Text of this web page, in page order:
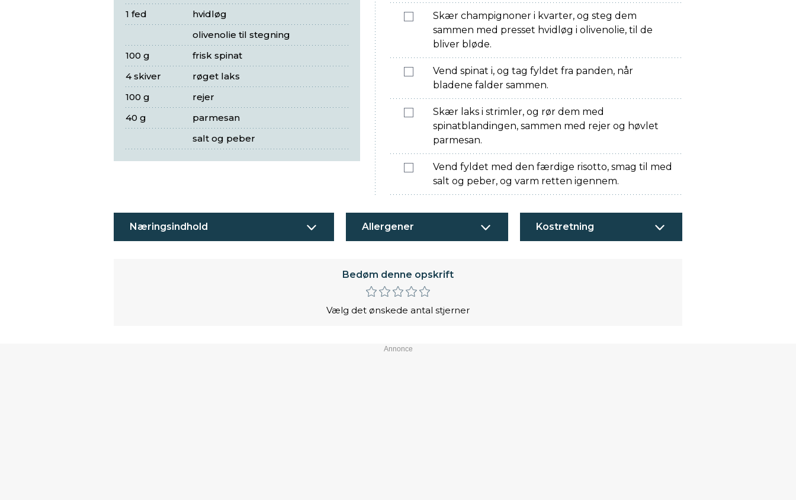
hvidløg
1 fed
olivenolie til stegning
frisk spinat
100 g
røget laks
4 skiver
rejer
100 g
parmesan
40 g
salt og peber
Skær champignoner i kvarter, og steg dem
sammen med presset hvidløg i olivenolie, til de
bliver bløde.
Vend spinat i, og tag fyldet fra panden, når
bladene falder sammen.
Skær laks i strimler, og rør dem med
spinatblandingen, sammen med rejer og høvlet
parmesan.
Vend fyldet med den færdige risotto, smag til med
salt og peber, og varm retten igennem.
Næringsindhold Allergener Kostretning
Bedøm denne opskrift
Vælg det ønskede antal stjerner